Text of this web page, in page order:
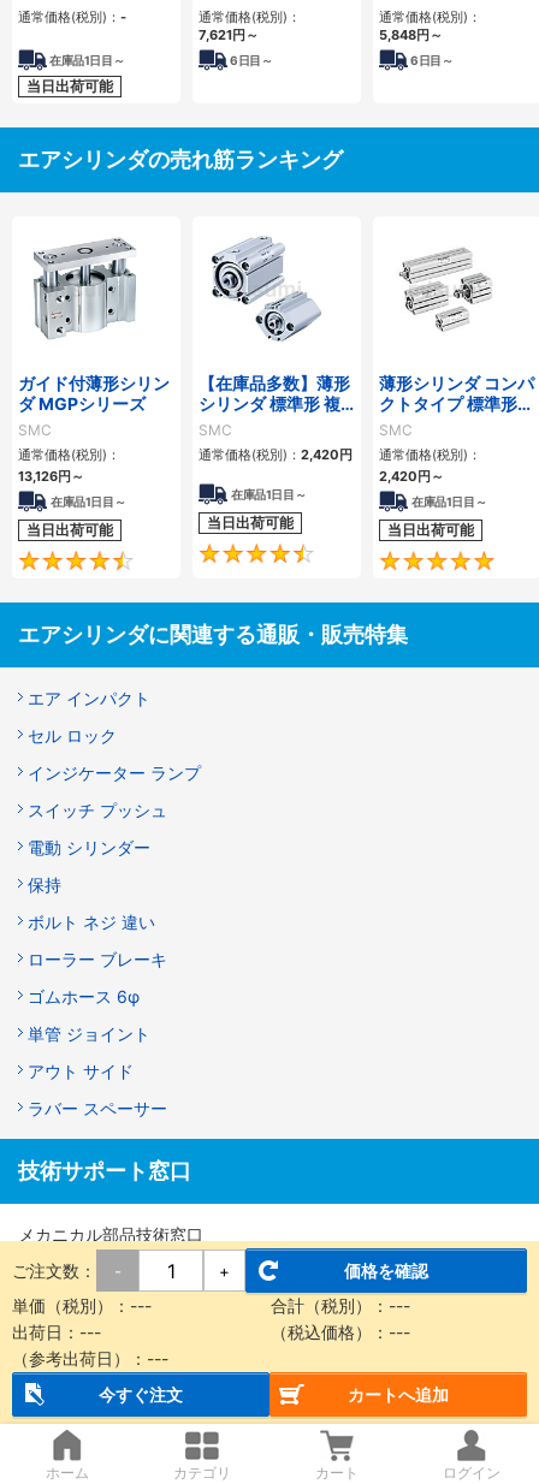
通常価格(税別)： -
在庫品1日目～
当日出荷可能
シリーズ
通常価格(税別)：
7,621円 ～
6日目～
ズ
通常価格(税別)：
5,848円 ～
6日目～
エアシリンダの売れ筋ランキング
ガイド付薄形シリン
ダ MGPシリーズ
SMC
通常価格(税別)：
13,126円 ～
在庫品1日目～
当日出荷可能
4.6
【在庫品多数】薄形
シリンダ 標準形 複
動・片ロッド CQ2
シリーズ
SMC
通常価格(税別)： 2,420 円
在庫品1日目～
当日出荷可能
4.5
薄形シリンダ コンパ
クトタイプ 標準形
複動 片ロッド CQS
シリーズ
SMC
通常価格(税別)：
2,420 円 ～
在庫品1日目～
当日出荷可能
エアシリンダに関連する通販・販売特集
エア インパクト
セル ロック
インジケーター ランプ
スイッチ プッシュ
電動 シリンダー
保持
ボルト ネジ 違い
ローラー ブレーキ
ゴムホース 6φ
単管 ジョイント
アウト サイド
ラバー スペーサー
技術サポート窓口
メカニカル部品技術窓口
商品の仕様・技術のお問い合わせ
Webお問い合わせフォーム
営業時間：9:00～18:00（土曜日・日曜日・祝日は除く）
※お問い合わせフォームは24時間受付しております。
ご注文数： - +
価格を確認
単価（税別）： --- 合計（税別）： ---
出荷日： --- （税込価格）： ---
（参考出荷日）： ---
今すぐ注文
カートへ追加
ホーム カテゴリ カート ログイン